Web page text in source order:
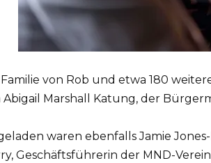
Familie von Rob und etwa 180
Abigail Marshall Katung, der
waren ebenfalls Jamie
Geschäftsführerin der MND-